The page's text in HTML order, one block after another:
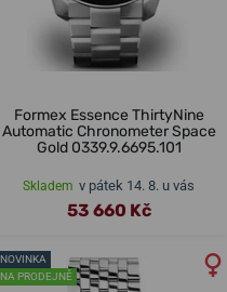
Formex Essence ThirtyNine
Automatic Chronometer Space
Gold 0339.9.6695.101
Skladem v pátek 14. 8. u vás
53 660 Kč
NOVINKA
NA PRODEJNĚ